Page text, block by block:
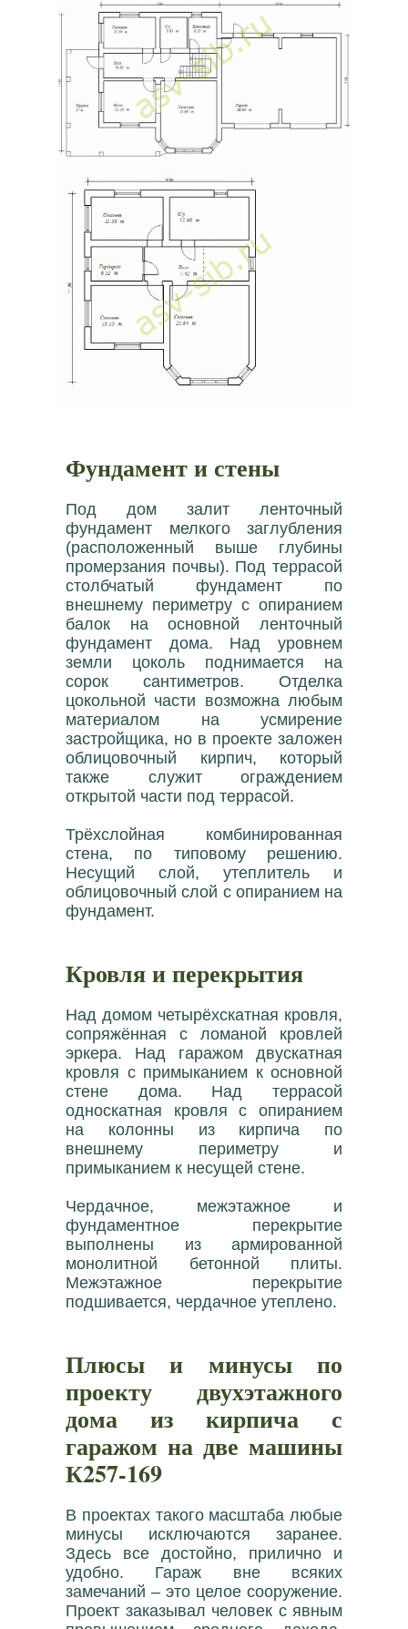
Фундамент и стены
Под дом залит ленточный
фундамент мелкого заглубления
(расположенный выше глубины
промерзания почвы). Под террасой
столбчатый фундамент по
внешнему периметру с опиранием
балок на основной ленточный
фундамент дома. Над уровнем
земли цоколь поднимается на
сорок сантиметров. Отделка
цокольной части возможна любым
материалом на усмирение
застройщика, но в проекте заложен
облицовочный кирпич, который
также служит ограждением
открытой части под террасой.
Трёхслойная комбинированная
стена, по типовому решению.
Несущий слой, утеплитель и
облицовочный слой с опиранием на
фундамент.
Кровля и перекрытия
Над домом четырёхскатная кровля,
сопряжённая с ломаной кровлей
эркера. Над гаражом двускатная
кровля с примыканием к основной
стене дома. Над террасой
односкатная кровля с опиранием
на колонны из кирпича по
внешнему периметру и
примыканием к несущей стене.
Чердачное, межэтажное и
фундаментное перекрытие
выполнены из армированной
монолитной бетонной плиты.
Межэтажное перекрытие
подшивается, чердачное утеплено.
Плюсы и минусы по
проекту двухэтажного
дома из кирпича с
гаражом на две машины
К257-169
В проектах такого масштаба любые
минусы исключаются заранее.
Здесь все достойно, прилично и
удобно. Гараж вне всяких
замечаний – это целое сооружение.
Проект заказывал человек с явным